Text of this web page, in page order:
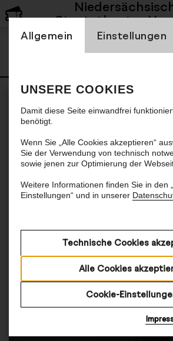
Einstellung Cookienbanner
Allgemein
Einstellungen
UNSERE COOKIES
Damit diese Seite einwandfrei
benötigt.
Wenn Sie „Alle Cookies akzeptieren“
Sie der Verwendung von technisch
sowie jenen zur Optimierung der
Weitere Informationen finden Sie in den
Einstellungen“ und in unserer
Technische Cookies
Alle Cookies
Cookie-
Staatstheater
Laura